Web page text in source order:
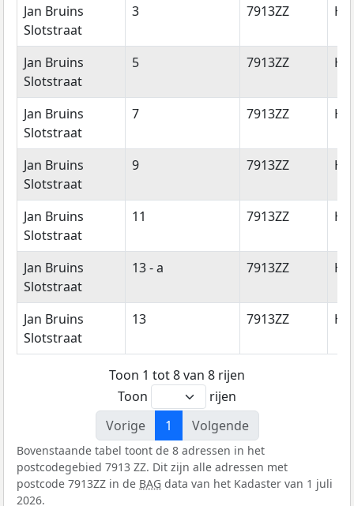
Jan Bruins
Slotstraat
3 7913ZZ
Jan Bruins
Slotstraat
5 7913ZZ
Jan Bruins
Slotstraat
7 7913ZZ
Jan Bruins
Slotstraat
9 7913ZZ
Jan Bruins
Slotstraat
11 7913ZZ
Jan Bruins
Slotstraat
13 - a 7913ZZ
Jan Bruins
Slotstraat
13 7913ZZ
Toon 1 tot 8 van 8 rijen
Toon
rijen
Vorige
1 Volgende
Bovenstaande tabel toont de 8 adressen in het
postcodegebied 7913 ZZ. Dit zijn alle adressen met
postcode 7913ZZ in de BAG data van het Kadaster van 1 juli
2026.